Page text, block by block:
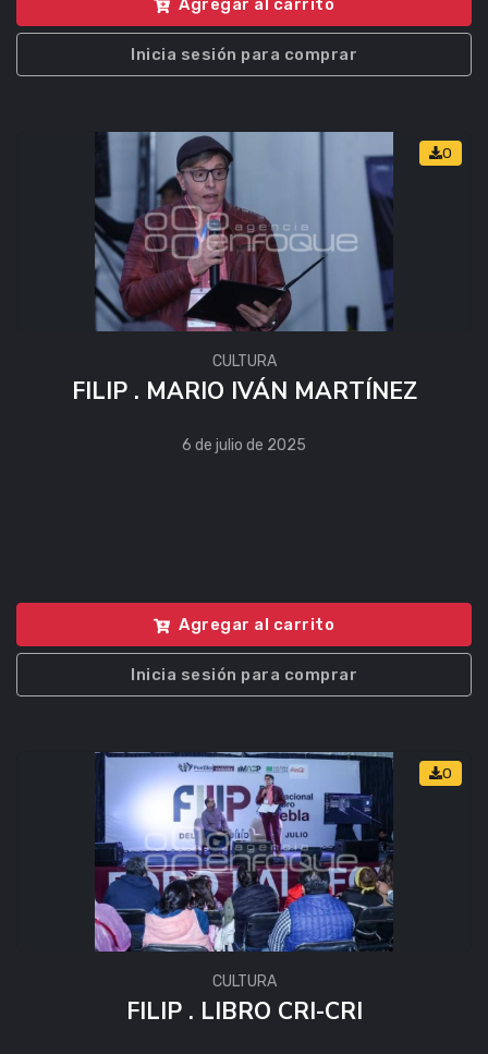
Agregar al carrito
Inicia sesión para comprar
0
CULTURA
FILIP . MARIO IVÁN MARTÍNEZ
6 de julio de 2025
Agregar al carrito
Inicia sesión para comprar
0
CULTURA
FILIP . LIBRO CRI-CRI